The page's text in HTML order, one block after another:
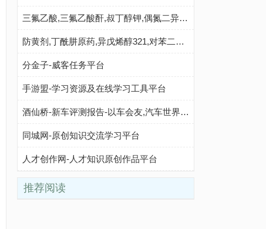
三氟乙酸,三氟乙酸酐,叔丁醇钾,偶氮二异丁腈,N-甲基吡咯烷酮,二甲基二硫醚,异丁酸,对氯苯酚_山东欣烨化工
防黄剂,丁酰肼原药,异戊烯醇321,对苯二酚,异戊醇,异戊烯醛_济南欣欣化工
分金子-威客任务平台
手游盟-学习资源及在线学习工具平台
酒仙桥-新车评测报告-以车会友,汽车世界由此精彩
同城网-原创知识交流学习平台
人才创作网-人才知识原创作品平台
推荐阅读